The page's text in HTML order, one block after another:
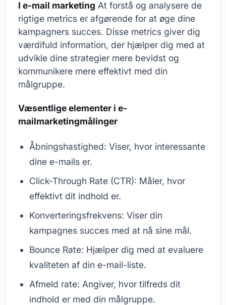
I e-mail marketing At forstå og analysere de
rigtige metrics er afgørende for at øge dine
kampagners succes. Disse metrics giver dig
værdifuld information, der hjælper dig med at
udvikle dine strategier mere bevidst og
kommunikere mere effektivt med din
målgruppe.
Væsentlige elementer i e-
mailmarketingmålinger
Åbningshastighed: Viser, hvor interessante
dine e-mails er.
Click-Through Rate (CTR): Måler, hvor
effektivt dit indhold er.
Konverteringsfrekvens: Viser din
kampagnes succes med at nå sine mål.
Bounce Rate: Hjælper dig med at evaluere
kvaliteten af din e-mail-liste.
Afmeld rate: Angiver, hvor tilfreds dit
indhold er med din målgruppe.